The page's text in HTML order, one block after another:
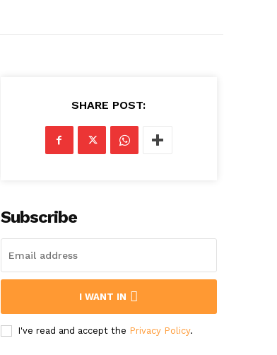
SHARE POST:
Subscribe
I WANT IN
I've read and accept the Privacy Policy.